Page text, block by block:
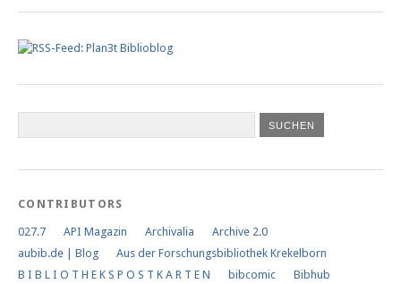
CONTRIBUTORS
027.7 API Magazin Archivalia
Archive 2.0
aubib.de | Blog
Aus der Forschungs­bibliothek Krekelborn
B I B L I O T H E K S P O S T K A R T E N
bibcomic
Bibhub